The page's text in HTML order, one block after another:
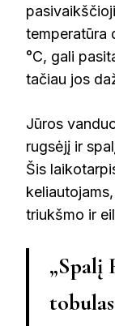
temperatūra
°C, gali
tačiau jos
Jūros
rugsėjį ir
Šis
triukšmo ir
„Spalį